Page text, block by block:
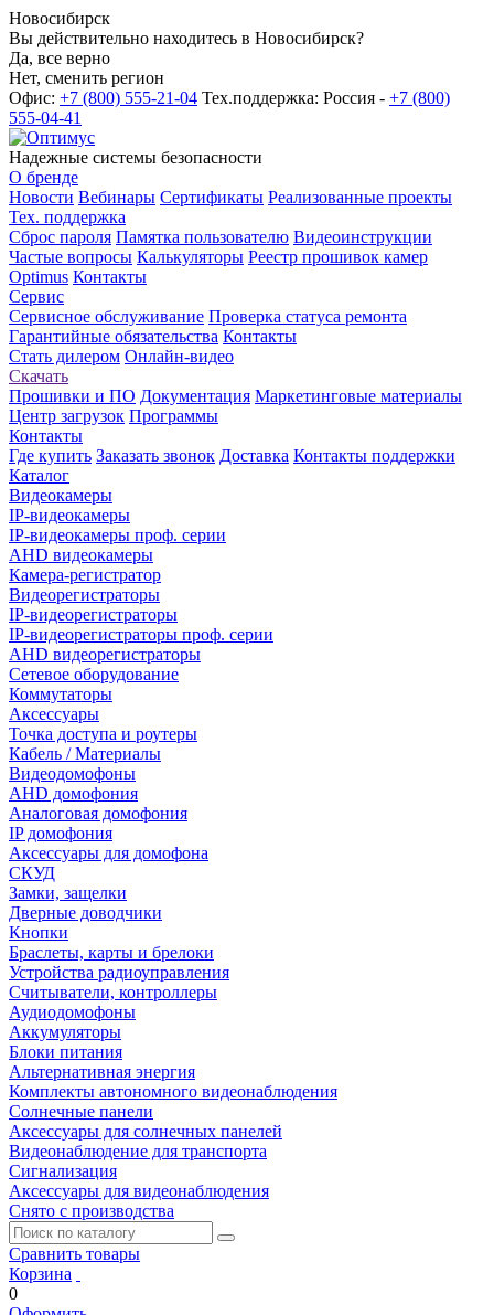
Новосибирск
Вы действительно находитесь в Новосибирск?
Да, все верно
Нет, сменить регион
Офис: +7 (800) 555-21-04 Тех.поддержка: Россия - +7 (800)
555-04-41
Надежные системы безопасности
О бренде
Новости Вебинары Сертификаты Реализованные проекты
Тех. поддержка
Сброс пароля Памятка пользователю Видеоинструкции
Частые вопросы Калькуляторы Реестр прошивок камер
Optimus Контакты
Сервис
Сервисное обслуживание Проверка статуса ремонта
Гарантийные обязательства Контакты
Стать дилером Онлайн-видео
Скачать
Прошивки и ПО Документация Маркетинговые материалы
Центр загрузок Программы
Контакты
Где купить Заказать звонок Доставка Контакты поддержки
Каталог
Видеокамеры
IP-видеокамеры
IP-видеокамеры проф. серии
AHD видеокамеры
Камера-регистратор
Видеорегистраторы
IP-видеорегистраторы
IP-видеорегистраторы проф. серии
AHD видеорегистраторы
Сетевое оборудование
Коммутаторы
Аксессуары
Точка доступа и роутеры
Кабель / Материалы
Видеодомофоны
AHD домофония
Аналоговая домофония
IP домофония
Аксессуары для домофона
СКУД
Замки, защелки
Дверные доводчики
Кнопки
Браслеты, карты и брелоки
Устройства радиоуправления
Считыватели, контроллеры
Аудиодомофоны
Аккумуляторы
Блоки питания
Альтернативная энергия
Комплекты автономного видеонаблюдения
Солнечные панели
Аксессуары для солнечных панелей
Видеонаблюдение для транспорта
Сигнализация
Аксессуары для видеонаблюдения
Снято с производства
Сравнить товары
Корзина
0